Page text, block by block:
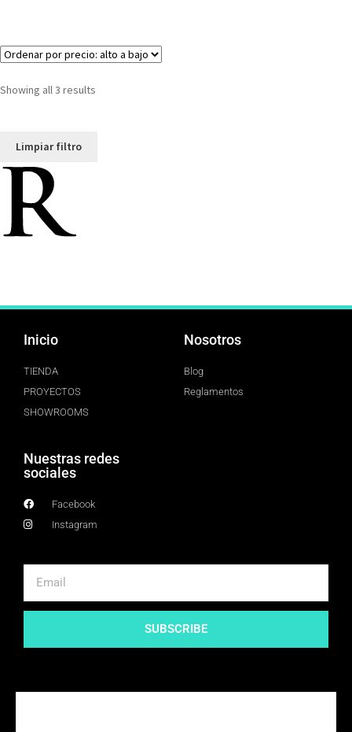
Showing all 3 results
Limpiar filtro
Inicio
TIENDA
PROYECTOS
SHOWROOMS
Nosotros
Blog
Reglamentos
Nuestras redes
sociales
Facebook
Instagram
SUBSCRIBE